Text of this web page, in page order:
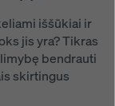
iššūkiai ir
jis yra? Tikras
bendrauti
skirtingus